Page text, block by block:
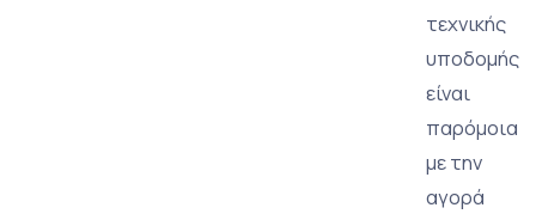
τεχνικής
υποδομής
είναι
παρόμοια
με την
αγορά